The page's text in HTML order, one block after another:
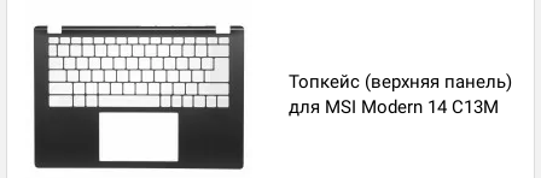
Топкейс (верхняя панель)
для MSI Modern 14 C13M